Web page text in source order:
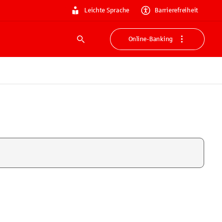
Leichte Sprache Barrierefreiheit
Suche
Online-Banking